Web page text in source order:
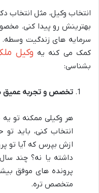
انتخاب وکیل، مثل انتخاب
بهترینش رو پیدا کنی.
سرمایه های زندگیت وسطه.
کمک می کنه یه وکیل
بشناسی:
تخصص و تجربه عمیق
هر وکیلی ممکنه تو
انتخاب کنی، باید
ازش بپرس که آیا تو
داشته یا نه؟ چند
پرونده های موفق
متخصص تره.